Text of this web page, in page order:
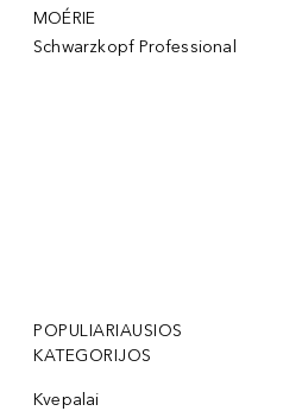
MOÉRIE
Schwarzkopf Professional
POPULIARIAUSIOS
KATEGORIJOS
Kvepalai